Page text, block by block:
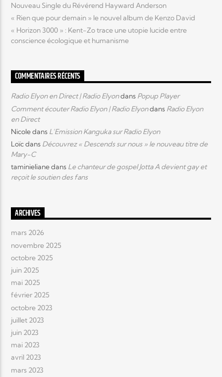
Nouveau Single du Révérend Hayward Anderson
« Rien que pour demain » le nouvel album de Kenzo David
« Horizon 3000 » : Kent-Zo trace une utopie lucide entre
conscience écologique et humanisme
COMMENTAIRES RÉCENTS
Radio Elyon en Direct | Radio Elyondans Popup Player
Comment écouter Radio Elyon | Radio Elyondans Radio Elyon
en Direct
Nicoledans L’Emission Kanguka sur Radio Elyon
Loïcdans Découvrez « Descends sur nous » le nouveau titre de
Mary-C
taminielianedans Le chanteur de gospel Jotta A devient gay et
reçoit le soutien des fans
ARCHIVES
mars 2026
novembre 2025
octobre 2025
juin 2025
mai 2025
février 2025
octobre 2023
juillet 2023
juin 2023
mai 2023
avril 2023
mars 2023